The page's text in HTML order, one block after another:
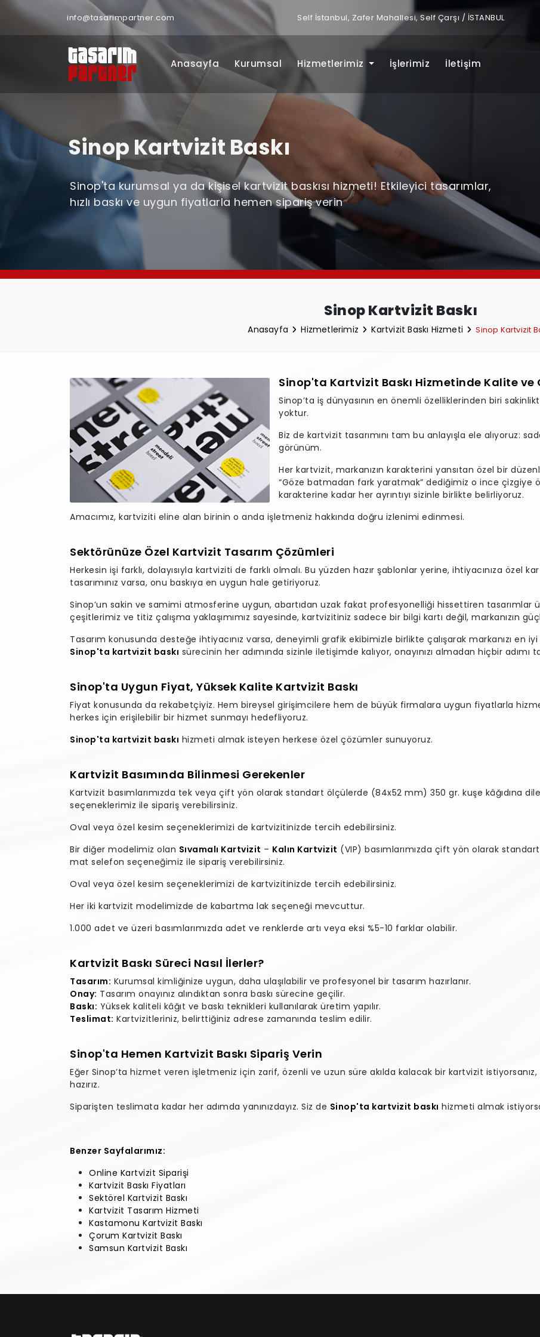
info@tasarimpartner.com Self İstanbul, Zafer Mahallesi, Self Çarşı / İSTANBUL
Anasayfa Kurumsal Hizmetlerimiz İşlerimiz İletişim
Sinop Kartvizit Baskı
Sinop'ta kurumsal ya da kişisel kartvizit baskısı hizmeti! Etkileyici tasarımlar,
hızlı baskı ve uygun fiyatlarla hemen sipariş verin
Sinop Kartvizit Baskı
Anasayfa Hizmetlerimiz Kartvizit Baskı Hizmeti Sinop Kartvizit
Sinop'ta Kartvizit Baskı Hizmetinde Kalite ve
Sinop’ta iş dünyasının en önemli özelliklerinden biri
yoktur.
Biz de kartvizit tasarımını tam bu anlayışla ele alıyoruz:
görünüm.
Her kartvizit, markanızın karakterini yansıtan özel bir
“Göze batmadan fark yaratmak” dediğimiz o ince çizgiye
karakterine kadar her ayrıntıyı sizinle birlikte belirliyoruz.
Amacımız, kartviziti eline alan birinin o anda işletmeniz hakkında doğru izlenimi edinmesi.
Sektörünüze Özel Kartvizit Tasarım Çözümleri
Herkesin işi farklı, dolayısıyla kartviziti de farklı olmalı. Bu yüzden hazır şablonlar yerine, ihtiyacınıza özel
tasarımınız varsa, onu baskıya en uygun hale getiriyoruz.
Sinop’un sakin ve samimi atmosferine uygun, abartıdan uzak fakat profesyonelliği hissettiren tasarımlar
çeşitlerimiz ve titiz çalışma yaklaşımımız sayesinde, kartvizitiniz sadece bir bilgi kartı değil, markanızın
Tasarım konusunda desteğe ihtiyacınız varsa, deneyimli grafik ekibimizle birlikte çalışarak markanızı en iyi
Sinop'ta kartvizit baskı sürecinin her adımında sizinle iletişimde kalıyor, onayınızı almadan hiçbir adımı
Sinop'ta Uygun Fiyat, Yüksek Kalite Kartvizit Baskı
Fiyat konusunda da rekabetçiyiz. Hem bireysel girişimcilere hem de büyük firmalara uygun fiyatlarla
herkes için erişilebilir bir hizmet sunmayı hedefliyoruz.
Sinop'ta kartvizit baskı hizmeti almak isteyen herkese özel çözümler sunuyoruz.
Kartvizit Basımında Bilinmesi Gerekenler
Kartvizit basımlarımızda tek veya çift yön olarak standart ölçülerde (84x52 mm) 350 gr. kuşe kâğıdına
seçeneklerimiz ile sipariş verebilirsiniz.
Oval veya özel kesim seçeneklerimizi de kartvizitinizde tercih edebilirsiniz.
Bir diğer modelimiz olan Sıvamalı Kartvizit – Kalın Kartvizit (VIP) basımlarımızda çift yön olarak
mat selefon seçeneğimiz ile sipariş verebilirsiniz.
Oval veya özel kesim seçeneklerimizi de kartvizitinizde tercih edebilirsiniz.
Her iki kartvizit modelimizde de kabartma lak seçeneği mevcuttur.
1.000 adet ve üzeri basımlarımızda adet ve renklerde artı veya eksi %5-10 farklar olabilir.
Kartvizit Baskı Süreci Nasıl İlerler?
Tasarım: Kurumsal kimliğinize uygun, daha ulaşılabilir ve profesyonel bir tasarım hazırlanır.
Onay: Tasarım onayınız alındıktan sonra baskı sürecine geçilir.
Baskı: Yüksek kaliteli kâğıt ve baskı teknikleri kullanılarak üretim yapılır.
Teslimat: Kartvizitleriniz, belirttiğiniz adrese zamanında teslim edilir.
Sinop'ta Hemen Kartvizit Baskı Sipariş Verin
Eğer Sinop’ta hizmet veren işletmeniz için zarif, özenli ve uzun süre akılda kalacak bir kartvizit
hazırız.
Siparişten teslimata kadar her adımda yanınızdayız. Siz de Sinop'ta kartvizit baskı hizmeti almak
Benzer Sayfalarımız:
Online Kartvizit Siparişi
Kartvizit Baskı Fiyatları
Sektörel Kartvizit Baskı
Kartvizit Tasarım Hizmeti
Kastamonu Kartvizit Baskı
Çorum Kartvizit Baskı
Samsun Kartvizit Baskı